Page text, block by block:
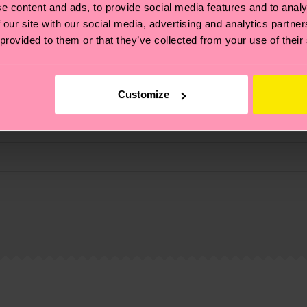
content and ads, to provide social media features and to
site with our social media, advertising and analytics
to them or that they’ve collected from your use of
Customize
Lächeln aus. Für alle, die mit Stil auffallen wollen –
– es geht auch um eine ethische Lieferkette,